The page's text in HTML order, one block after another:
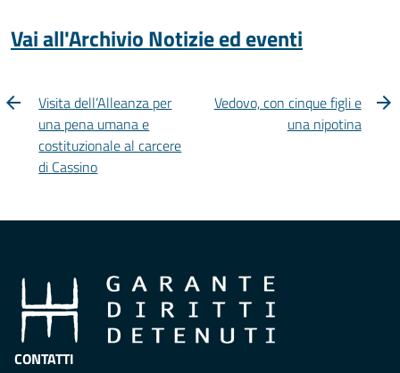
Vai all'Archivio Notizie ed eventi
Visita dell’Alleanza per
una pena umana e
costituzionale al carcere
di Cassino
Vedovo, con cinque figli e
una nipotina
CONTATTI